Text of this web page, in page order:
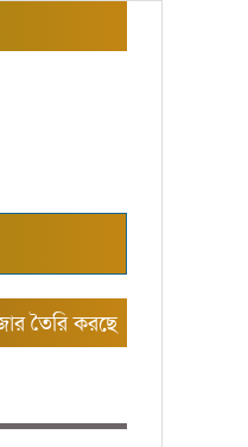
করছে এরিয়া ম্যানেজার